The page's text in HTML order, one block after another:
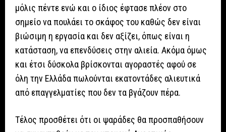
μόλις πέντε ενώ και ο ίδιος έφτασε πλέον στο
σημείο να πουλάει το σκάφος του καθώς δεν είναι
βιώσιμη η εργασία και δεν αξίζει, όπως είναι η
κατάσταση, να επενδύσεις στην αλιεία. Ακόμα όμως
και έτσι δύσκολα βρίσκονται αγοραστές αφού σε
όλη την Ελλάδα πωλούνται εκατοντάδες αλιευτικά
από επαγγελματίες που δεν τα βγάζουν πέρα.
Τέλος προσθέτει ότι οι ψαράδες θα προσπαθήσουν